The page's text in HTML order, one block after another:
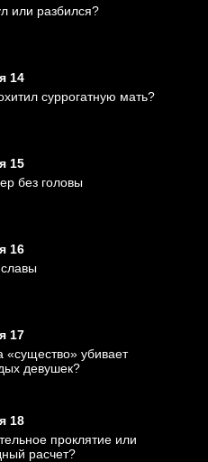
или разбился?
14
суррогатную мать?
15
без головы
16
17
«существо» убивает
девушек?
18
проклятие или
расчет?